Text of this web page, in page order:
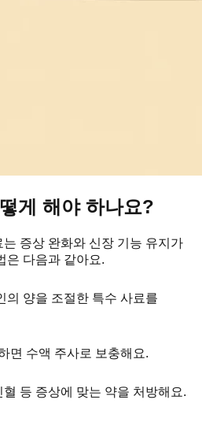
게 해야 하나요?
증상 완화와 신장 기능 유지가
은 다음과 같아요.
의 양을 조절한 특수 사료를
면 수액 주사로 보충해요.
혈 등 증상에 맞는 약을 처방해요.